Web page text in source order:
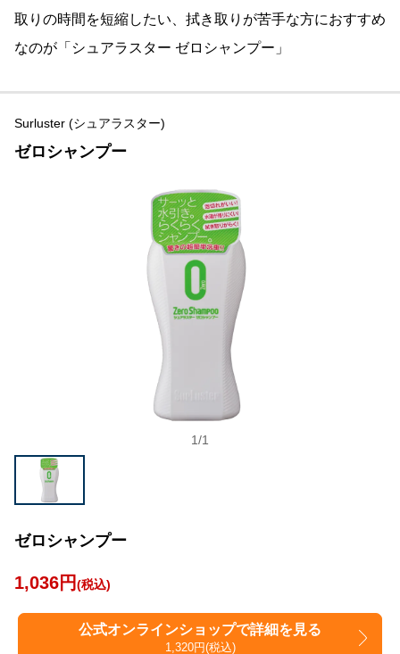
取りの時間を短縮したい、拭き取りが苦手な方におすすめ
なのが「シュアラスター ゼロシャンプー」
Surluster (シュアラスター)
ゼロシャンプー
1/1
ゼロシャンプー
1,036円(税込)
公式オンラインショップで詳細を見る
1,320円(税込)